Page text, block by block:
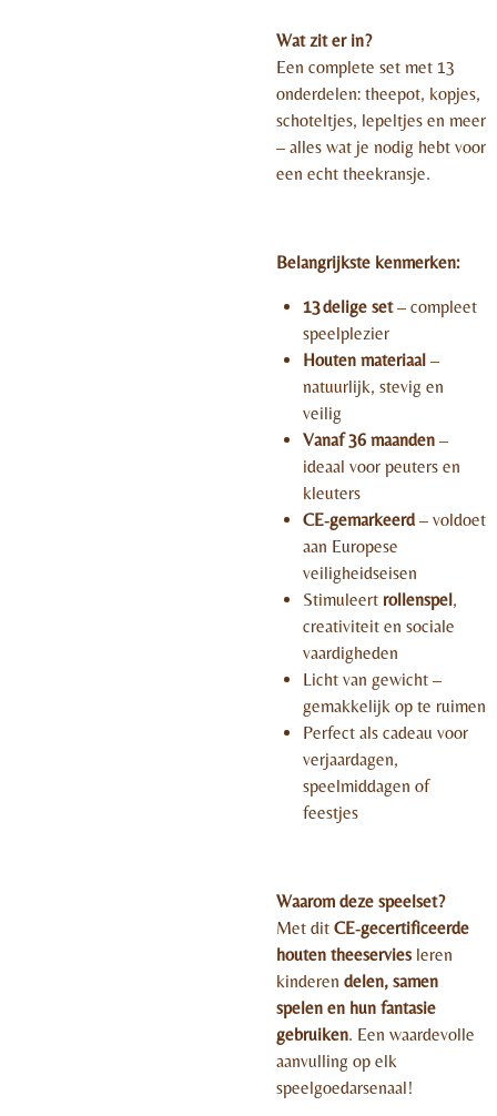
Wat zit er in?
Een complete set met 13
onderdelen: theepot, kopjes,
schoteltjes, lepeltjes en meer
– alles wat je nodig hebt voor
een echt theekransje.
Belangrijkste kenmerken:
13 delige set– compleet
speelplezier
Houten materiaal –
natuurlijk, stevig en
veilig
Vanaf 36 maanden –
ideaal voor peuters en
kleuters
CE‑gemarkeerd– voldoet
aan Europese
veiligheidseisen
Stimuleert rollenspel,
creativiteit en sociale
vaardigheden
Licht van gewicht –
gemakkelijk op te ruimen
Perfect als cadeau voor
verjaardagen,
speelmiddagen of
feestjes
Waarom deze speelset?
Met dit CE‑gecertificeerde
houten theeservies leren
kinderen delen, samen
spelen en hun fantasie
gebruiken. Een waardevolle
aanvulling op elk
speelgoedarsenaal!